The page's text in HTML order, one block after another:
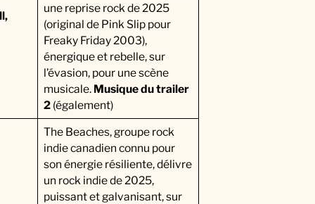
une reprise rock de 2025
(original de Pink Slip pour
Freaky Friday 2003),
énergique et rebelle, sur
l’évasion, pour une scène
musicale. Musique du trailer
2 (également)
The Beaches, groupe rock
indie canadien connu pour
son énergie résiliente, délivre
un rock indie de 2025,
puissant et galvanisant, sur